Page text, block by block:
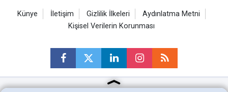
Künye İletişim Gizlilik İlkeleri
Aydınlatma Metni
Kişisel Verilerin Korunması